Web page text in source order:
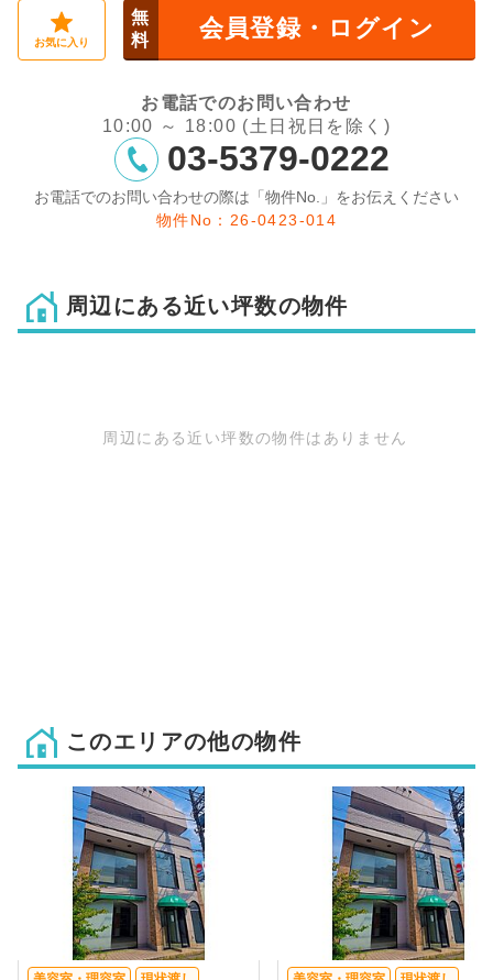
お気に入り
無
料
会員登録・ログイン
お電話でのお問い合わせ
10:00 ～ 18:00 (土日祝日を除く)
03-5379-0222
お電話でのお問い合わせの際は「物件No.」をお伝えください
物件No：26-0423-014
周辺にある近い坪数の物件
周辺にある近い坪数の物件はありません
このエリアの他の物件